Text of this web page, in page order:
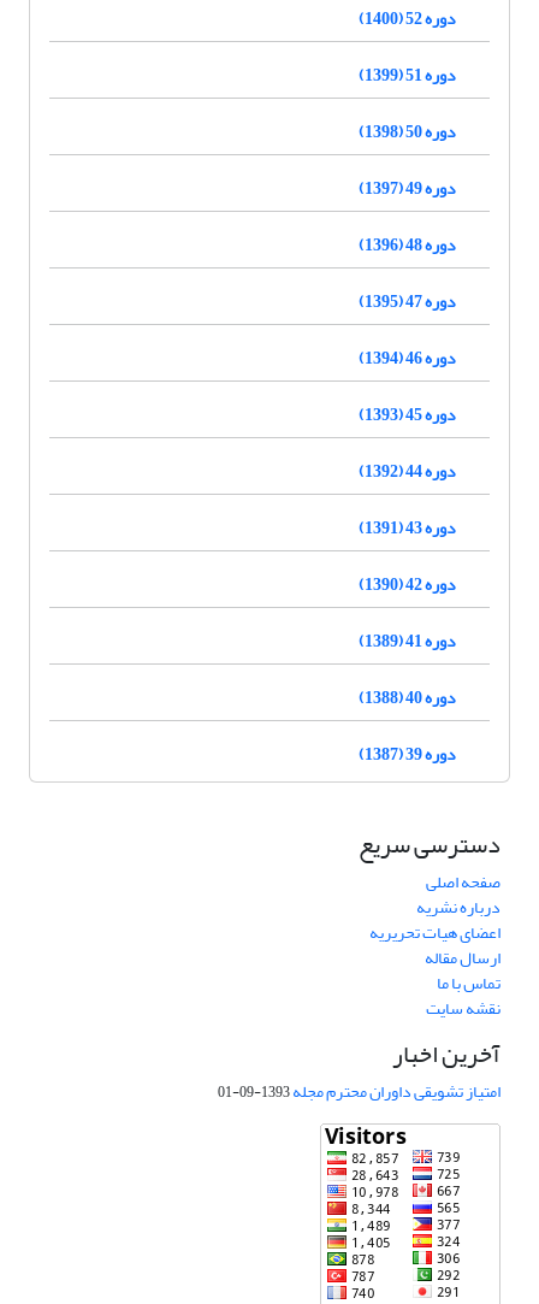
دوره 52 (1400)
دوره 51 (1399)
دوره 50 (1398)
دوره 49 (1397)
دوره 48 (1396)
دوره 47 (1395)
دوره 46 (1394)
دوره 45 (1393)
دوره 44 (1392)
دوره 43 (1391)
دوره 42 (1390)
دوره 41 (1389)
دوره 40 (1388)
دوره 39 (1387)
دسترسی سریع
صفحه اصلی
درباره نشریه
اعضای هیات تحریریه
ارسال مقاله
تماس با ما
نقشه سایت
آخرین اخبار
امتیاز تشویقی داوران محترم مجله1393-09-01